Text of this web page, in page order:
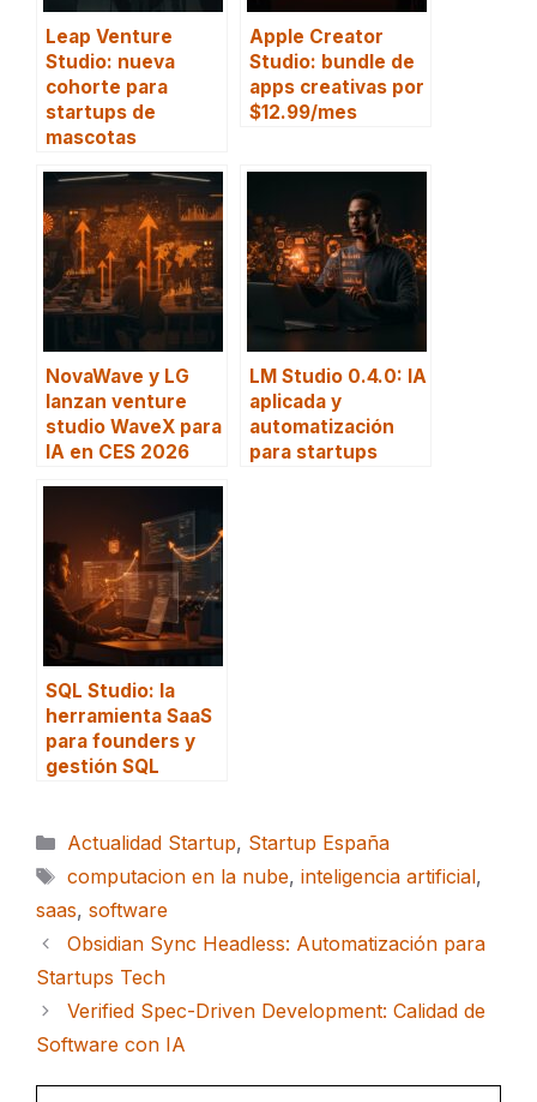
Leap Venture
Studio: nueva
cohorte para
startups de
mascotas
Apple Creator
Studio: bundle de
apps creativas por
$12.99/mes
NovaWave y LG
lanzan venture
studio WaveX para
IA en CES 2026
LM Studio 0.4.0: IA
aplicada y
automatización
para startups
SQL Studio: la
herramienta SaaS
para founders y
gestión SQL
Categorías
Actualidad Startup, Startup España
Etiquetas
computacion en la nube, inteligencia artificial,
saas, software
Obsidian Sync Headless: Automatización para
Startups Tech
Verified Spec-Driven Development: Calidad de
Software con IA